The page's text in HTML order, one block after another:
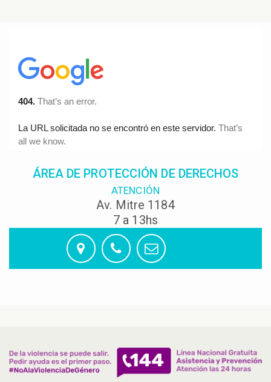
ÁREA DE PROTECCIÓN DE DERECHOS
ATENCIÓN
Av. Mitre 1184
7 a 13hs